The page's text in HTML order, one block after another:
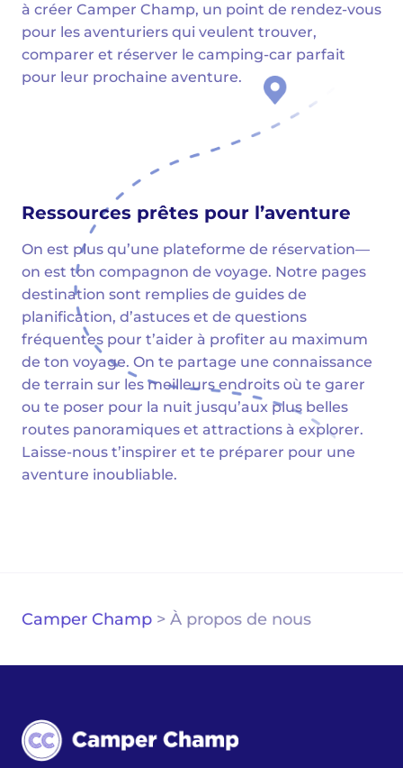
à créer Camper Champ, un point de rendez-vous
pour les aventuriers qui veulent trouver,
comparer et réserver le camping-car parfait
pour leur prochaine aventure.
Ressources prêtes pour l’aventure
On est plus qu’une plateforme de réservation—
on est ton compagnon de voyage. Notre pages
destination sont remplies de guides de
planification, d’astuces et de questions
fréquentes pour t’aider à profiter au maximum
de ton voyage. On te partage une connaissance
de terrain sur les meilleurs endroits où te garer
ou te poser pour la nuit jusqu’aux plus belles
routes panoramiques et attractions à explorer.
Laisse-nous t’inspirer et te préparer pour une
aventure inoubliable.
Camper Champ > À propos de nous